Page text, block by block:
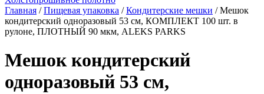
Главная /Пищевая упаковка /Кондитерские мешки / Мешок
кондитерский одноразовый 53 см, КОМПЛЕКТ 100 шт. в
рулоне, ПЛОТНЫЙ 90 мкм, ALEKS PARKS
Мешок кондитерский
одноразовый 53 см,